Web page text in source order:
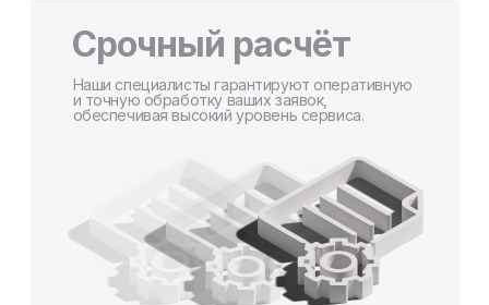
Срочный расчёт
Наши специалисты гарантируют оперативную
и точную обработку ваших заявок,
обеспечивая высокий уровень сервиса.